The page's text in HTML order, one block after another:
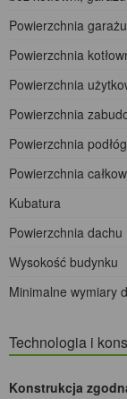
Powierzchnia garażu
Powierzchnia
Powierzchnia
Powierzchnia
Powierzchnia podłóg
Powierzchnia
Kubatura
Powierzchnia dachu
Wysokość budynku
Minimalne wymiary
Technologia i
Konstrukcja